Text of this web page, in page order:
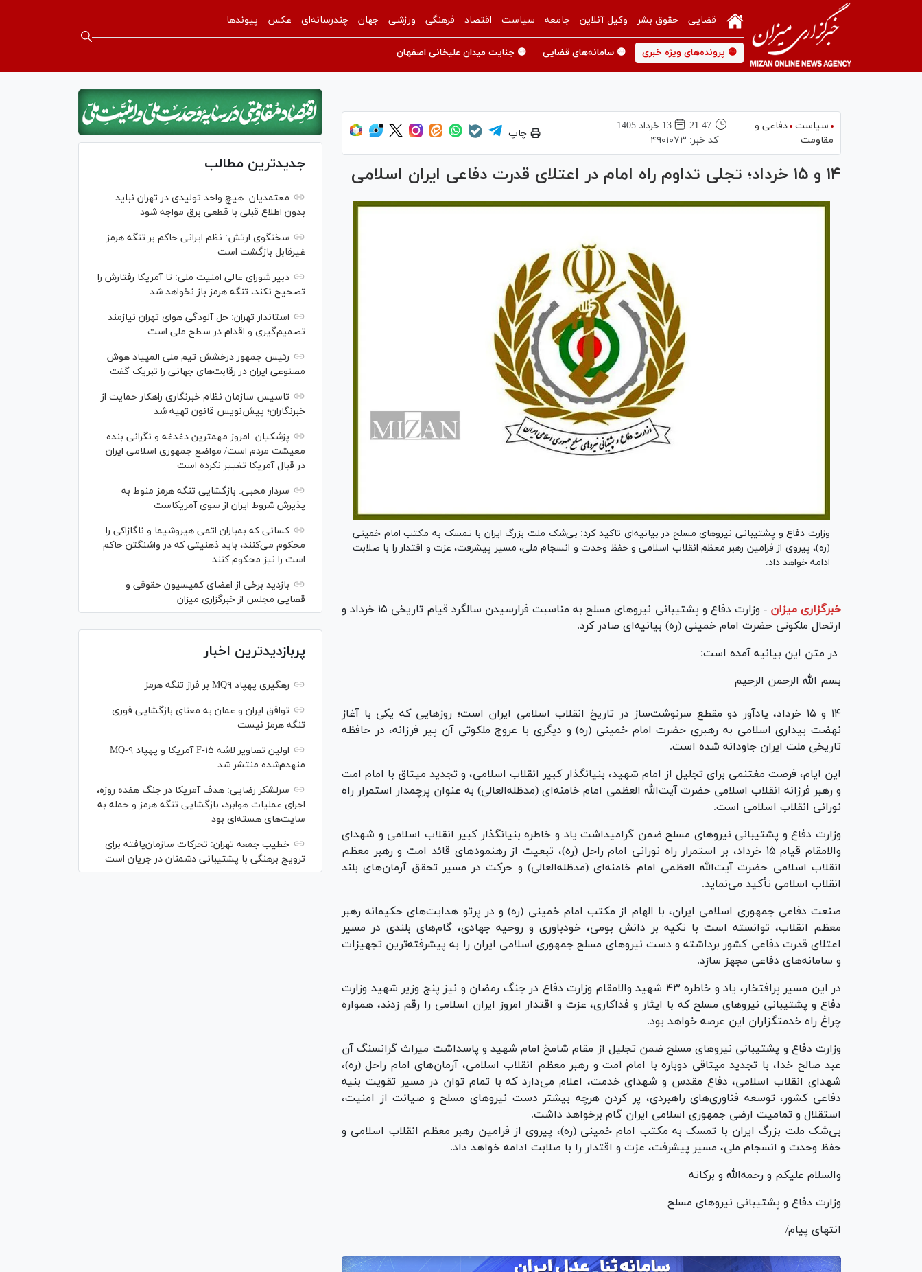
قضایی حقوق بشر وکیل آنلاین جامعه سیاست اقتصاد فرهنگی ورزشی جهان چندرسانه‌ای عکس پیوندها
🟡 پرونده‌های ویژه خبری 🟡 سامانه‌های قضایی 🟡 جنایت میدان علیخانی اصفهان
سیاست دفاعی و
مقاومت
21:47
13 خرداد 1405
کد خبر: ۴۹۰۱۰۷۳
چاپ
۱۴ و ۱۵ خرداد؛ تجلی تداوم راه امام در اعتلای قدرت دفاعی ایران اسلامی
وزارت دفاع و پشتیبانی نیرو‌های مسلح در بیانیه‌ای تاکید کرد: بی‌شک ملت بزرگ ایران با تمسک به مکتب امام خمینی
(ره)، پیروی از فرامین رهبر معظم انقلاب اسلامی و حفظ وحدت و انسجام ملی، مسیر پیشرفت، عزت و اقتدار را با صلابت
ادامه خواهد داد.
خبرگزاری میزان -
وزارت دفاع و پشتیبانی نیرو‌های مسلح به مناسبت فرارسیدن سالگرد قیام تاریخی ۱۵ خرداد و
ارتحال ملکوتی حضرت امام خمینی (ره) بیانیه‌ای صادر کرد.
در متن این بیانیه آمده است:
بسم الله الرحمن الرحیم
۱۴ و ۱۵ خرداد، یادآور دو مقطع سرنوشت‌ساز در تاریخ انقلاب اسلامی ایران است؛ روز‌هایی که یکی با آغاز
نهضت بیداری اسلامی به رهبری حضرت امام خمینی (ره) و دیگری با عروج ملکوتی آن پیر فرزانه، در حافظه
تاریخی ملت ایران جاودانه شده است.
این ایام، فرصت مغتنمی برای تجلیل از امام شهید، بنیانگذار کبیر انقلاب اسلامی، و تجدید میثاق با امام امت
و رهبر فرزانه انقلاب اسلامی حضرت آیت‌الله العظمی امام خامنه‌ای (مدظله‌العالی) به عنوان پرچمدار استمرار راه
نورانی انقلاب اسلامی است.
وزارت دفاع و پشتیبانی نیرو‌های مسلح ضمن گرامیداشت یاد و خاطره بنیانگذار کبیر انقلاب اسلامی و شهدای
والامقام قیام ۱۵ خرداد، بر استمرار راه نورانی امام راحل (ره)، تبعیت از رهنمود‌های قائد امت و رهبر معظم
انقلاب اسلامی حضرت آیت‌الله العظمی امام خامنه‌ای (مدظله‌العالی) و حرکت در مسیر تحقق آرمان‌های بلند
انقلاب اسلامی تأکید می‌نماید.
صنعت دفاعی جمهوری اسلامی ایران، با الهام از مکتب امام خمینی (ره) و در پرتو هدایت‌های حکیمانه رهبر
معظم انقلاب، توانسته است با تکیه بر دانش بومی، خودباوری و روحیه جهادی، گام‌های بلندی در مسیر
اعتلای قدرت دفاعی کشور برداشته و دست نیرو‌های مسلح جمهوری اسلامی ایران را به پیشرفته‌ترین تجهیزات
و سامانه‌های دفاعی مجهز سازد.
در این مسیر پرافتخار، یاد و خاطره ۴۳ شهید والامقام وزارت دفاع در جنگ رمضان و نیز پنج وزیر شهید وزارت
دفاع و پشتیبانی نیرو‌های مسلح که با ایثار و فداکاری، عزت و اقتدار امروز ایران اسلامی را رقم زدند، همواره
چراغ راه خدمتگزاران این عرصه خواهد بود.
وزارت دفاع و پشتیبانی نیرو‌های مسلح ضمن تجلیل از مقام شامخ امام شهید و پاسداشت میراث گرانسنگ آن
عبد صالح خدا، با تجدید میثاقی دوباره با امام امت و رهبر معظم انقلاب اسلامی، آرمان‌های امام راحل (ره)،
شهدای انقلاب اسلامی، دفاع مقدس و شهدای خدمت، اعلام می‌دارد که با تمام توان در مسیر تقویت بنیه
دفاعی کشور، توسعه فناوری‌های راهبردی، پر کردن هرچه بیشتر دست نیرو‌های مسلح و صیانت از امنیت،
استقلال و تمامیت ارضی جمهوری اسلامی ایران گام برخواهد داشت.
بی‌شک ملت بزرگ ایران با تمسک به مکتب امام خمینی (ره)، پیروی از فرامین رهبر معظم انقلاب اسلامی و
حفظ وحدت و انسجام ملی، مسیر پیشرفت، عزت و اقتدار را با صلابت ادامه خواهد داد.
والسلام علیکم و رحمه‌الله و برکاته
وزارت دفاع و پشتیبانی نیرو‌های مسلح
انتهای پیام/
جدیدترین مطالب
معتمدیان: هیچ واحد تولیدی در تهران نباید
بدون اطلاع قبلی با قطعی برق مواجه شود
سخنگوی ارتش: نظم ایرانی حاکم بر تنگه هرمز
غیرقابل بازگشت است
دبیر شورای عالی امنیت ملی: تا آمریکا رفتارش را
تصحیح نکند، تنگه هرمز باز نخواهد شد
استاندار تهران: حل آلودگی هوای تهران نیازمند
تصمیم‌گیری و اقدام در سطح ملی است
رئیس جمهور درخشش تیم ملی المپیاد هوش
مصنوعی ایران در رقابت‌های جهانی را تبریک گفت
تاسیس سازمان نظام خبرنگاری راهکار حمایت از
خبرنگاران؛ پیش‌نویس قانون تهیه شد
پزشکیان: امروز مهمترین دغدغه و نگرانی بنده
معیشت مردم است/ مواضع جمهوری اسلامی ایران
در قبال آمریکا تغییر نکرده است
سردار محبی: بازگشایی تنگه هرمز منوط به
پذیرش شروط ایران از سوی آمریکاست
کسانی که بمباران اتمی هیروشیما و ناگازاکی را
محکوم می‌کنند، باید ذهنیتی که در واشنگتن حاکم
است را نیز محکوم کنند
بازدید برخی از اعضای کمیسیون حقوقی و
قضایی مجلس از خبرگزاری میزان
پربازدیدترین اخبار
رهگیری پهپاد MQ۹ بر فراز تنگه هرمز
توافق ایران و عمان به معنای بازگشایی فوری
تنگه هرمز نیست
اولین تصاویر لاشه F-۱۵ آمریکا و پهپاد MQ-۹
منهدم‌شده منتشر شد
سرلشکر رضایی: هدف آمریکا در جنگ هفده روزه،
اجرای عملیات هوابرد، بازگشایی تنگه هرمز و حمله به
سایت‌های هسته‌ای بود
خطیب جمعه تهران: تحرکات سازمان‌یافته برای
ترویج برهنگی با پشتیبانی دشمنان در جریان است